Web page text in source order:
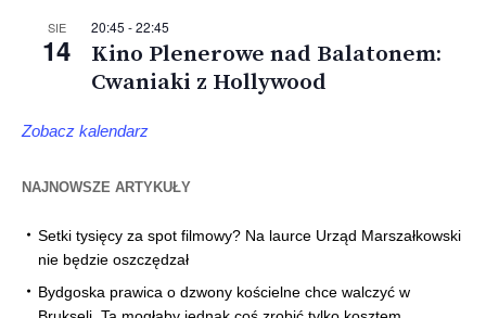
SIE
14
20:45 -22:45
Kino Plenerowe nad Balatonem:
Cwaniaki z Hollywood
Zobacz kalendarz
NAJNOWSZE ARTYKUŁY
Setki tysięcy za spot filmowy? Na laurce Urząd Marszałkowski
nie będzie oszczędzał
Bydgoska prawica o dzwony kościelne chce walczyć w